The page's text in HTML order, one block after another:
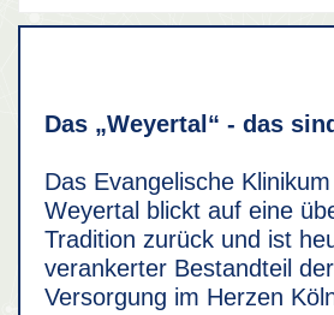
Das „Weyertal“ - das
Das Evangelische
Weyertal blickt auf eine
Tradition zurück und ist
verankerter Bestandteil
Versorgung im Herzen